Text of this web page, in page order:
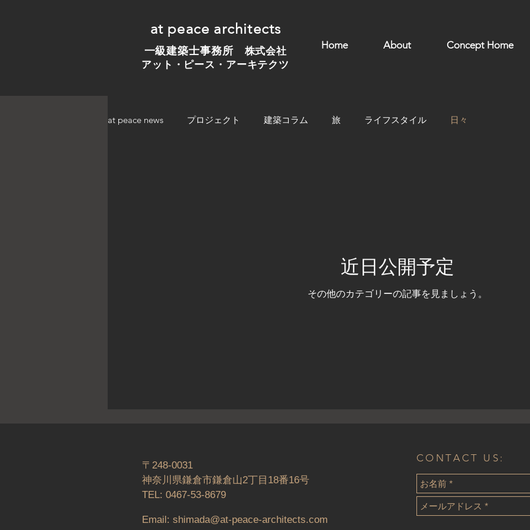
at peace architects
Home About Concept Home
一級建築士事務所 ​ 株式会社
アット・ピース・アーキテクツ
at peace news プロジェクト 建築コラム 旅 ライフスタイル 日々
近日公開予定
その他のカテゴリーの記事を見ましょう。
〒248-0031
​神奈川県鎌倉市鎌倉山2丁目18番16号
​TEL: 0467-53-8679
Email: shimada@at-peace-architects.com
CONTACT US: